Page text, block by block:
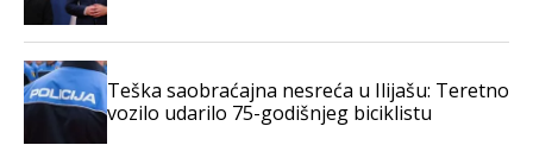
Teška saobraćajna nesreća u Ilijašu: Teretno
vozilo udarilo 75-godišnjeg biciklistu